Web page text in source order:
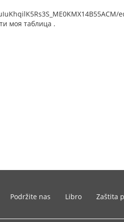
моя таблица .
Podržite nas Libro Zaštita